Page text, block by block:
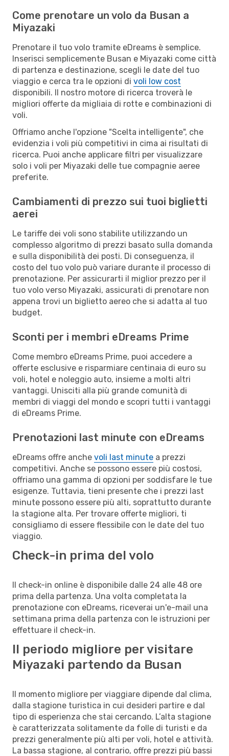
Come prenotare un volo da Busan a
Miyazaki
Prenotare il tuo volo tramite eDreams è semplice.
Inserisci semplicemente Busan e Miyazaki come città
di partenza e destinazione, scegli le date del tuo
viaggio e cerca tra le opzioni di voli low cost
disponibili. Il nostro motore di ricerca troverà le
migliori offerte da migliaia di rotte e combinazioni di
voli.
Offriamo anche l'opzione "Scelta intelligente", che
evidenzia i voli più competitivi in cima ai risultati di
ricerca. Puoi anche applicare filtri per visualizzare
solo i voli per Miyazaki delle tue compagnie aeree
preferite.
Cambiamenti di prezzo sui tuoi biglietti
aerei
Le tariffe dei voli sono stabilite utilizzando un
complesso algoritmo di prezzi basato sulla domanda
e sulla disponibilità dei posti. Di conseguenza, il
costo del tuo volo può variare durante il processo di
prenotazione. Per assicurarti il miglior prezzo per il
tuo volo verso Miyazaki, assicurati di prenotare non
appena trovi un biglietto aereo che si adatta al tuo
budget.
Sconti per i membri eDreams Prime
Come membro eDreams Prime, puoi accedere a
offerte esclusive e risparmiare centinaia di euro su
voli, hotel e noleggio auto, insieme a molti altri
vantaggi. Unisciti alla più grande comunità di
membri di viaggi del mondo e scopri tutti i vantaggi
di eDreams Prime.
Prenotazioni last minute con eDreams
eDreams offre anche voli last minute a prezzi
competitivi. Anche se possono essere più costosi,
offriamo una gamma di opzioni per soddisfare le tue
esigenze. Tuttavia, tieni presente che i prezzi last
minute possono essere più alti, soprattutto durante
la stagione alta. Per trovare offerte migliori, ti
consigliamo di essere flessibile con le date del tuo
viaggio.
Check-in prima del volo
Il check-in online è disponibile dalle 24 alle 48 ore
prima della partenza. Una volta completata la
prenotazione con eDreams, riceverai un'e-mail una
settimana prima della partenza con le istruzioni per
effettuare il check-in.
Il periodo migliore per visitare
Miyazaki partendo da Busan
Il momento migliore per viaggiare dipende dal clima,
dalla stagione turistica in cui desideri partire e dal
tipo di esperienza che stai cercando. L’alta stagione
è caratterizzata solitamente da folle di turisti e da
prezzi generalmente più alti per voli, hotel e attività.
La bassa stagione, al contrario, offre prezzi più bassi